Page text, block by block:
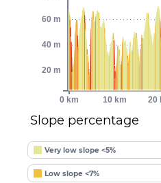
Slope percentage
Very low slope <5%
Low slope <7%
0 km 10 km 20
20 m
40 m
60 m